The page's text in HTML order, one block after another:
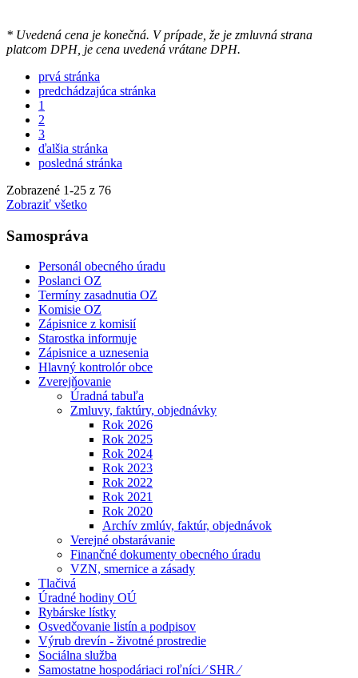
* Uvedená cena je konečná. V prípade, že je zmluvná strana
platcom DPH, je cena uvedená vrátane DPH.
prvá stránka
predchádzajúca stránka
1
2
3
ďalšia stránka
posledná stránka
Zobrazené 1-25 z 76
Zobraziť všetko
Samospráva
Personál obecného úradu
Poslanci OZ
Termíny zasadnutia OZ
Komisie OZ
Zápisnice z komisií
Starostka informuje
Zápisnice a uznesenia
Hlavný kontrolór obce
Zverejňovanie
Úradná tabuľa
Zmluvy, faktúry, objednávky
Rok 2026
Rok 2025
Rok 2024
Rok 2023
Rok 2022
Rok 2021
Rok 2020
Archív zmlúv, faktúr, objednávok
Verejné obstarávanie
Finančné dokumenty obecného úradu
VZN, smernice a zásady
Tlačivá
Úradné hodiny OÚ
Rybárske lístky
Osvedčovanie listín a podpisov
Výrub drevín - životné prostredie
Sociálna služba
Samostatne hospodáriaci roľníci ⁄ SHR ⁄